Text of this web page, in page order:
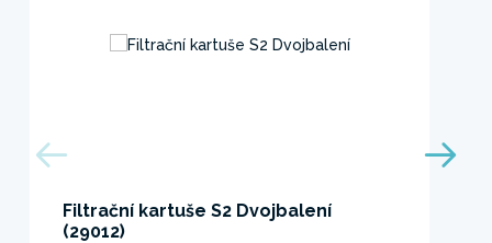
Filtrační kartuše S2 Dvojbalení
(29012)